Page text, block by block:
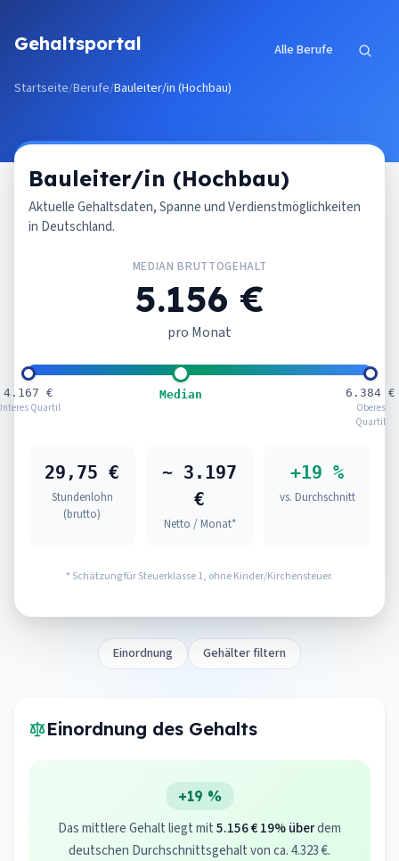
Gehaltsportal Alle Berufe
Startseite/Berufe/Bauleiter/in (Hochbau)
Bauleiter/in (Hochbau)
Aktuelle Gehaltsdaten, Spanne und Verdienstmöglichkeiten
in Deutschland.
MEDIAN BRUTTOGEHALT
5.156 €
pro Monat
4.167 €
Quartil
Median
6.384 €
Oberes
Quartil
29,75 €
Stundenlohn
(brutto)
~ 3.197
€
Netto / Monat*
+19 %
vs. Durchschnitt
* Schätzung für Steuerklasse 1, ohne Kinder/Kirchensteuer.
Einordnung Gehälter filtern
Einordnung des Gehalts
+19 %
Das mittlere Gehalt liegt mit5.156 €19% überdem
deutschen Durchschnittsgehalt von ca. 4.323 €.